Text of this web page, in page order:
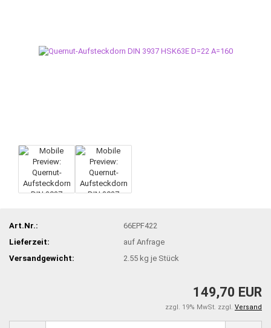
Art.Nr.:
66EPF422
Lieferzeit:
auf Anfrage
Versandgewicht:
2.55 kg je Stück
149,70 EUR
zzgl. 19% MwSt. zzgl. Versand